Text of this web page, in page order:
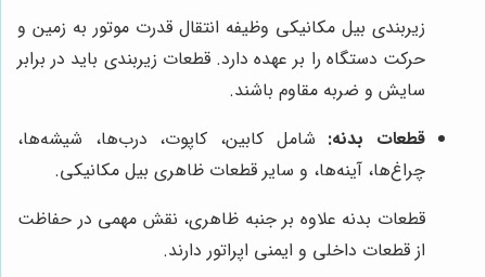
زیربندی بیل مکانیکی وظیفه انتقال قدرت موتور به زمین و
حرکت دستگاه را بر عهده دارد. قطعات زیربندی باید در برابر
سایش و ضربه مقاوم باشند.
قطعات بدنه: شامل کابین، کاپوت، درب‌ها، شیشه‌ها،
چراغ‌ها، آینه‌ها، و سایر قطعات ظاهری بیل مکانیکی.
قطعات بدنه علاوه بر جنبه ظاهری، نقش مهمی در حفاظت
از قطعات داخلی و ایمنی اپراتور دارند.